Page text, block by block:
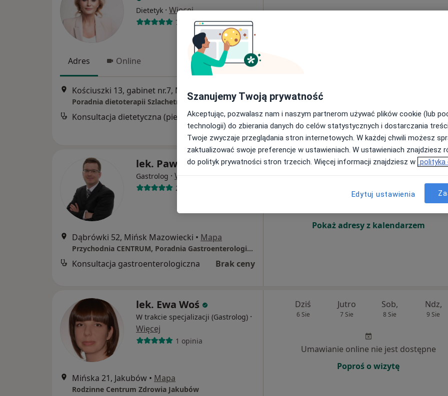
Dietetyk · Więcej
75 opinii
Adres Online
Kościuszki 13, gabinet nr.7, Mińsk Mazowiecki Mapa
Poradnia dietoterapii Szlachetne zdrowie
Konsultacja dietetyczna (pierwsza wizyta) 220 zł
lek. Paweł Teperek
Gastrolog · Więcej
22 opinie
Dąbrówki 52, Mińsk Mazowiecki • Mapa
Przychodnia CENTRUM, Poradnia Gastroenterologiczna, Pracownia Endoskopii
Konsultacja gastroenterologiczna Brak ceny
Dziś Jutro Sob, Ndz,
Pokaż adresy z kalendarzem
lek. Ewa Woś
W trakcie specjalizacji (Gastrolog) ·
Więcej
1 opinia
Mińska 21, Jakubów • Mapa
Rodzinne Centrum Zdrowia Jakubów
Dziś
6 Sie
Jutro
7 Sie
Sob,
8 Sie
Ndz,
9 Sie
Umawianie online nie jest dostępne
Poproś o wizytę
Szanujemy Twoją prywatność
Akceptując, pozwalasz nam i naszym partnerom używać plików cookie (lub
technologii) do zbierania danych do celów statystycznych i dostarczania
Twoje zwyczaje przeglądania stron internetowych. W każdej chwili możesz
zaktualizować swoje preferencje w ustawieniach. W ustawieniach znajdziesz
do polityk prywatności stron trzecich. Więcej informacji znajdziesz w polityka
Edytuj ustawienia